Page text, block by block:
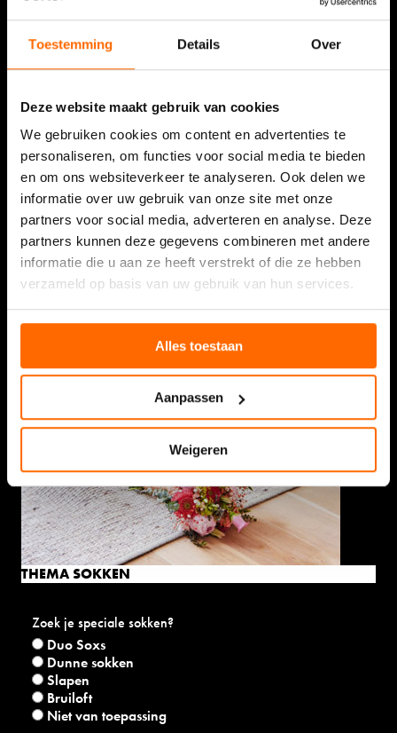
Toestemming Details Over
Deze website maakt gebruik van cookies
We gebruiken cookies om content en advertenties te
personaliseren, om functies voor social media te bieden
en om ons websiteverkeer te analyseren. Ook delen we
informatie over uw gebruik van onze site met onze
partners voor social media, adverteren en analyse. Deze
partners kunnen deze gegevens combineren met andere
informatie die u aan ze heeft verstrekt of die ze hebben
verzameld op basis van uw gebruik van hun services.
Alles toestaan
Aanpassen
Weigeren
VORIGE VOLGENDE VRAAG
THEMA SOKKEN
Zoek je speciale sokken?
Duo Soxs
Dunne sokken
Slapen
Bruiloft
Niet van toepassing